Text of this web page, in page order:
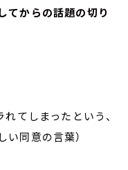
からの話題の切り
れてしまったという、
同意の言葉）